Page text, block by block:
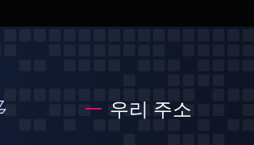
우리 주소